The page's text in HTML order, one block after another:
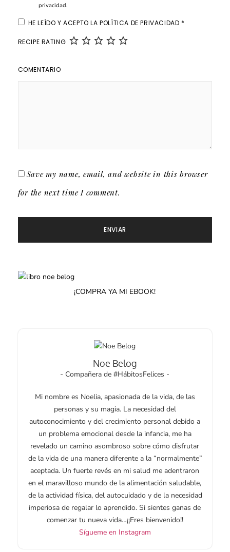
privacidad.
HE LEÍDO Y ACEPTO LAPOLÍTICA DE PRIVACIDAD *
RECIPE RATING
COMENTARIO
Save my name, email, and website in this browser
for the next time I comment.
¡COMPRA YA MI EBOOK!
Noe Belog
- Compañera de #HábitosFelices -
Mi nombre es Noelia, apasionada de la vida, de las
personas y su magia. La necesidad del
autoconocimiento y del crecimiento personal debido a
un problema emocional desde la infancia, me ha
revelado un camino asombroso sobre cómo disfrutar
de la vida de una manera diferente a la “normalmente”
aceptada. Un fuerte revés en mi salud me adentraron
en el maravilloso mundo de la alimentación saludable,
de la actividad física, del autocuidado y de la necesidad
imperiosa de regalar lo aprendido. Si sientes ganas de
comenzar tu nueva vida…¡¡Eres bienvenido!!
Sígueme en Instagram